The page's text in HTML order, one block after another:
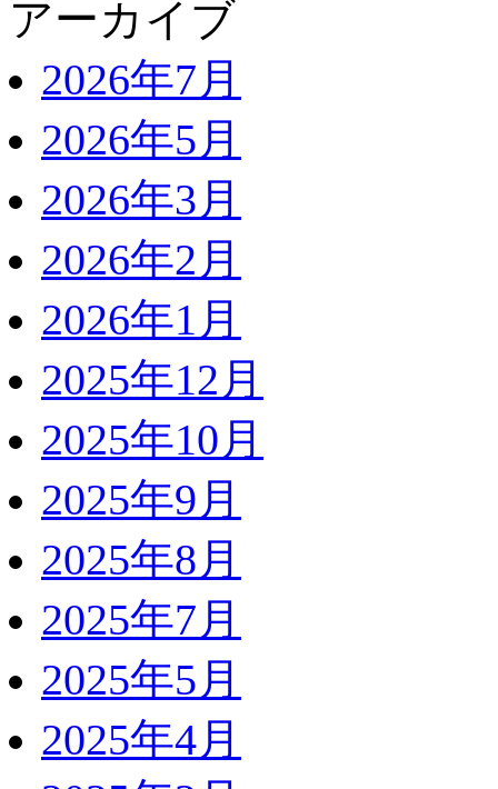
アーカイブ
2026年7月
2026年5月
2026年3月
2026年2月
2026年1月
2025年12月
2025年10月
2025年9月
2025年8月
2025年7月
2025年5月
2025年4月